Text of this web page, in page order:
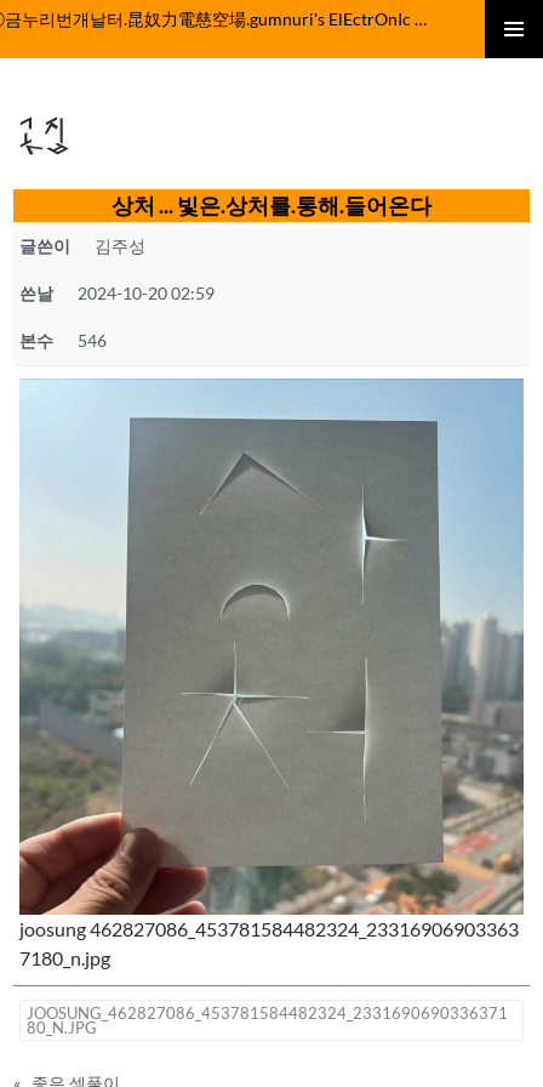
컨
뛰
기
ⓒ금누리번개날터.昆奴力電慈空場.gumnuri's ElEctrOnIc fActOrY
곳집
상처 ... 빛은.상처를.통해.들어온다
글쓴이 김주성
쓴날 2024-10-20 02:59
본수 546
joosung 462827086_453781584482324_23316906903363
7180_n.jpg
JOOSUNG_462827086_453781584482324_2331690690336371
80_N.JPG